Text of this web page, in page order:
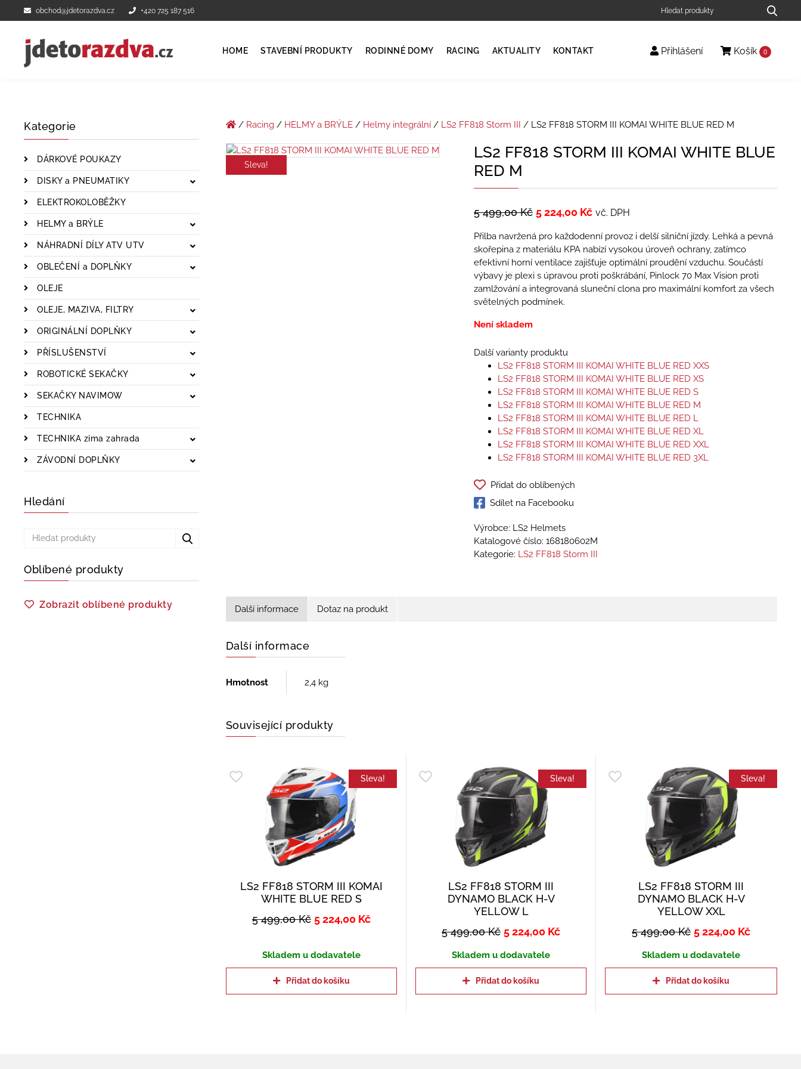
obchod@jdetorazdva.cz +420 725 187 516
HOME STAVEBNÍ PRODUKTY RODINNÉ DOMY RACING AKTUALITY KONTAKT Přihlášení Košík 0
Kategorie
DÁRKOVÉ POUKAZY
DISKY a PNEUMATIKY
ELEKTROKOLOBĚŽKY
HELMY a BRÝLE
NÁHRADNÍ DÍLY ATV UTV
OBLEČENÍ a DOPLŇKY
OLEJE
OLEJE, MAZIVA, FILTRY
ORIGINÁLNÍ DOPLŇKY
PŘÍSLUŠENSTVÍ
ROBOTICKÉ SEKAČKY
SEKAČKY NAVIMOW
TECHNIKA
TECHNIKA zima zahrada
ZÁVODNÍ DOPLŇKY
Hledání
Oblíbené produkty
Zobrazit oblíbené produkty
/ Racing/ HELMY a BRÝLE/ Helmy integrální/ LS2 FF818 Storm III / LS2 FF818 STORM III KOMAI WHITE BLUE RED M
Sleva!
LS2 FF818 STORM III KOMAI WHITE BLUE
RED M
5 499,00Kč 5 224,00 Kč vč. DPH
Přilba navržená pro každodenní provoz i delší silniční jízdy. Lehká a pevná
skořepina z materiálu KPA nabízí vysokou úroveň ochrany, zatímco
efektivní horní ventilace zajišťuje optimální proudění vzduchu. Součástí
výbavy je plexi s úpravou proti poškrábání, Pinlock 70 Max Vision proti
zamlžování a integrovaná sluneční clona pro maximální komfort za všech
světelných podmínek.
Není skladem
Další varianty produktu
LS2 FF818 STORM III KOMAI WHITE BLUE RED XXS
LS2 FF818 STORM III KOMAI WHITE BLUE RED XS
LS2 FF818 STORM III KOMAI WHITE BLUE RED S
LS2 FF818 STORM III KOMAI WHITE BLUE RED M
LS2 FF818 STORM III KOMAI WHITE BLUE RED L
LS2 FF818 STORM III KOMAI WHITE BLUE RED XL
LS2 FF818 STORM III KOMAI WHITE BLUE RED XXL
LS2 FF818 STORM III KOMAI WHITE BLUE RED 3XL
Přidat do oblíbených
Sdílet na Facebooku
Výrobce: LS2 Helmets
Katalogové číslo: 168180602M
Kategorie: LS2 FF818 Storm III
Další informace Dotaz na produkt
Další informace
Hmotnost 2,4 kg
Související produkty
Sleva!
LS2 FF818 STORM III KOMAI
WHITE BLUE RED S
5 499,00Kč 5 224,00 Kč
Skladem u dodavatele
Přidat do košíku
Sleva!
LS2 FF818 STORM III
DYNAMO BLACK H-V
YELLOW L
5 499,00Kč 5 224,00 Kč
Skladem u dodavatele
Přidat do košíku
Sleva!
LS2 FF818 STORM III
DYNAMO BLACK H-V
YELLOW XXL
5 499,00Kč 5 224,00 Kč
Skladem u dodavatele
Přidat do košíku